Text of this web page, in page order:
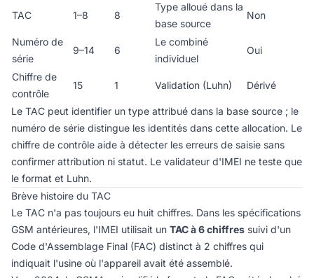
TAC 1–8 8
Type alloué dans la
base source
Non
Numéro de
série
9–14 6
Le combiné
individuel
Oui
Chiffre de
contrôle
15 1 Validation (Luhn) Dérivé
Le TAC peut identifier un type attribué dans la base source ; le
numéro de série distingue les identités dans cette allocation. Le
chiffre de contrôle aide à détecter les erreurs de saisie sans
confirmer attribution ni statut. Le validateur d'IMEI ne teste que
le format et Luhn.
Brève histoire du TAC
Le TAC n'a pas toujours eu huit chiffres. Dans les spécifications
GSM antérieures, l'IMEI utilisait un TAC à 6 chiffres suivi d'un
Code d'Assemblage Final (FAC) distinct à 2 chiffres qui
indiquait l'usine où l'appareil avait été assemblé.